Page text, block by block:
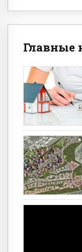
Главные